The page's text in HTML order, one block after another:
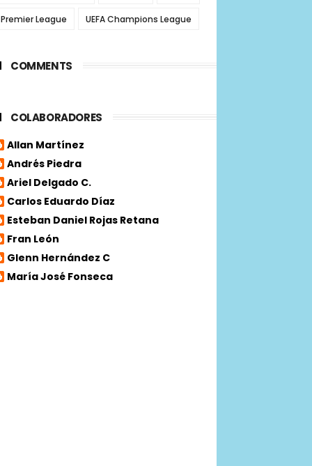
Premier League UEFA Champions League
COMMENTS
COLABORADORES
Allan Martínez
Andrés Piedra
Ariel Delgado C.
Carlos Eduardo Díaz
Esteban Daniel Rojas Retana
Fran León
Glenn Hernández C
María José Fonseca